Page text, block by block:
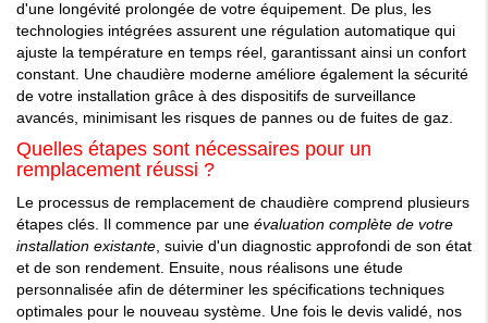
d'une longévité prolongée de votre équipement. De plus, les
technologies intégrées assurent une régulation automatique qui
ajuste la température en temps réel, garantissant ainsi un confort
constant. Une chaudière moderne améliore également la sécurité
de votre installation grâce à des dispositifs de surveillance
avancés, minimisant les risques de pannes ou de fuites de gaz.
Quelles étapes sont nécessaires pour un
remplacement réussi ?
Le processus de remplacement de chaudière comprend plusieurs
étapes clés. Il commence par une évaluation complète de votre
installation existante, suivie d'un diagnostic approfondi de son état
et de son rendement. Ensuite, nous réalisons une étude
personnalisée afin de déterminer les spécifications techniques
optimales pour le nouveau système. Une fois le devis validé, nos